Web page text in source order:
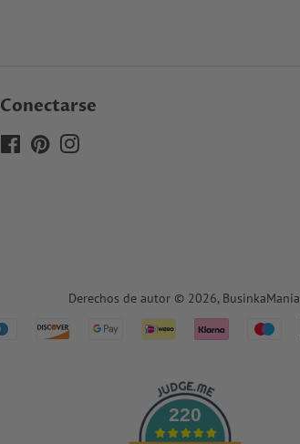
Conectarse
Facebook
PinterestInstagram
Derechos de autor © 2026, BusinkaMania
Iconos
pago
220